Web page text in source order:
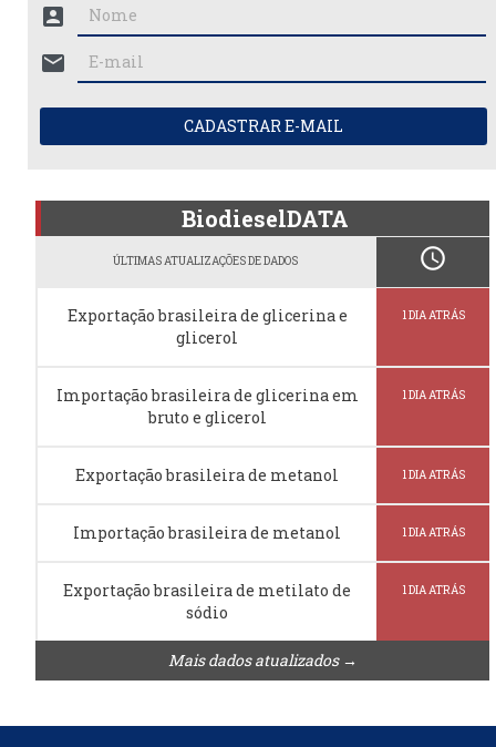
account_box
mail
CADASTRAR E-MAIL
BiodieselDATA
ÚLTIMAS ATUALIZAÇÕES DE DADOS schedule
Exportação brasileira de glicerina e
glicerol
1 DIA ATRÁS
Importação brasileira de glicerina em
bruto e glicerol
1 DIA ATRÁS
Exportação brasileira de metanol 1 DIA ATRÁS
Importação brasileira de metanol 1 DIA ATRÁS
Exportação brasileira de metilato de
sódio
1 DIA ATRÁS
Mais dados atualizados →